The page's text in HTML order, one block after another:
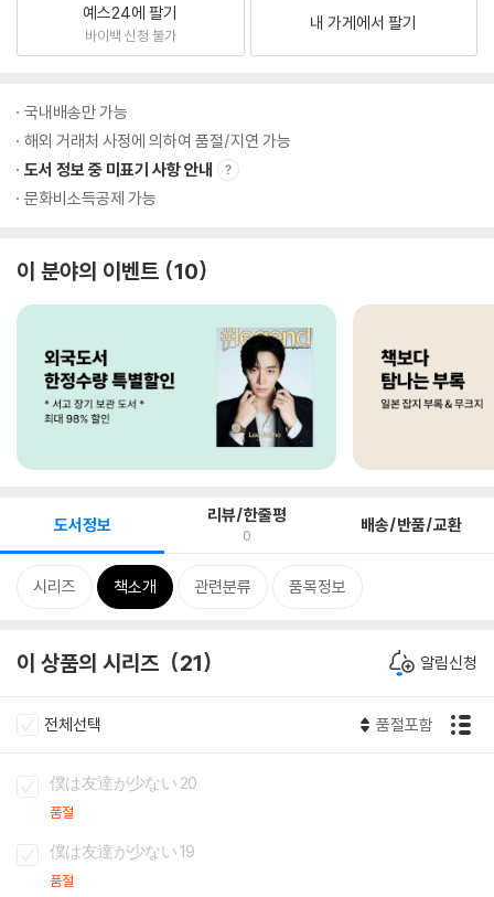
예스24에 팔기
바이백 신청 불가
내 가게에서 팔기
국내배송만 가능
해외 거래처 사정에 의하여 품절/지연 가능
도서 정보 중 미표기 사항 안내
문화비소득공제 가능
이 분야의 이벤트 10
도서정보 리뷰/한줄평
0 배송/반품/교환
시리즈 책소개 관련분류 품목정보
이 상품의 시리즈 21 알림신청
전체선택 품절포함
僕は友達が少ない 20
품절
僕は友達が少ない 19
품절